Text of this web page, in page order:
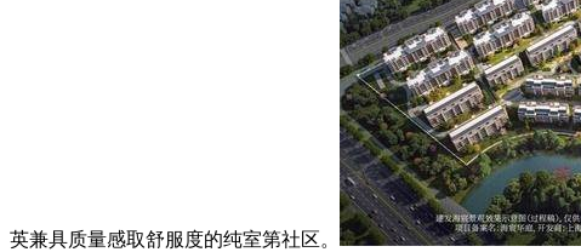
英兼具质量感取舒服度的纯室第社区。